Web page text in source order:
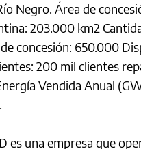
Negro. Área de
203.000 km2
concesión: 650.000
200 mil clientes
Vendida Anual
es una empresa que